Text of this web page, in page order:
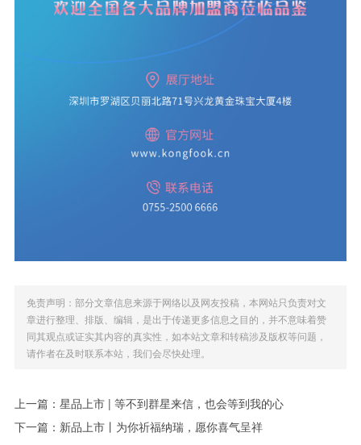
免责声明：部分文章信息来源于网络以及网友投稿，本网站只负责对文
章进行整理、排版、编辑，是出于传递更多信息之目的，并不意味着赞
同其观点或证实其内容的真实性，如本站文章和转稿涉及版权等问题，
请作者在及时联系本站，我们会尽快处理。
上一篇： 星品上市 | 等不到群星来信，也会等到我的心
下一篇： 新品上市丨为你祈福纳瑞，愿你喜气呈祥